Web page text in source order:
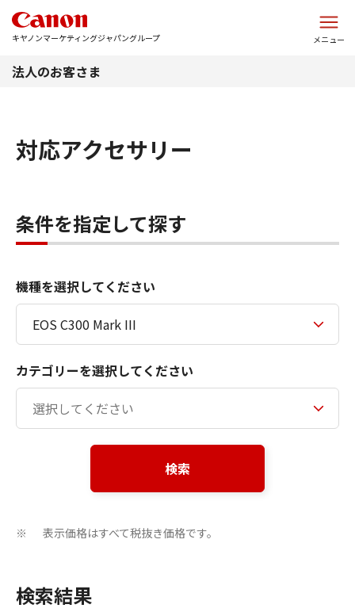
キヤノンマーケティングジャパングループ メニュー
法人のお客さま
対応アクセサリー
条件を指定して探す
機種を選択してください
カテゴリーを選択してください
検索
※ 表示価格はすべて税抜き価格です。
検索結果